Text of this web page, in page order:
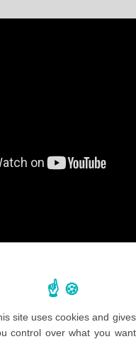
site uses cookies and gives
control over what you want